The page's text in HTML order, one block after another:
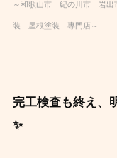
～和歌山市 紀の川市 岩
装 屋根塗装 専門店～
完工検査も終え、
✨